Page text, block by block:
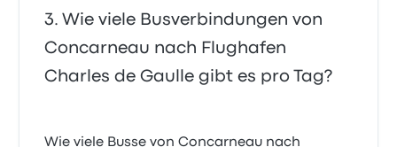
Wie viele Busverbindungen von
Concarneau nach Flughafen
Charles de Gaulle gibt es pro Tag?
Wie viele Busse von Concarneau nach